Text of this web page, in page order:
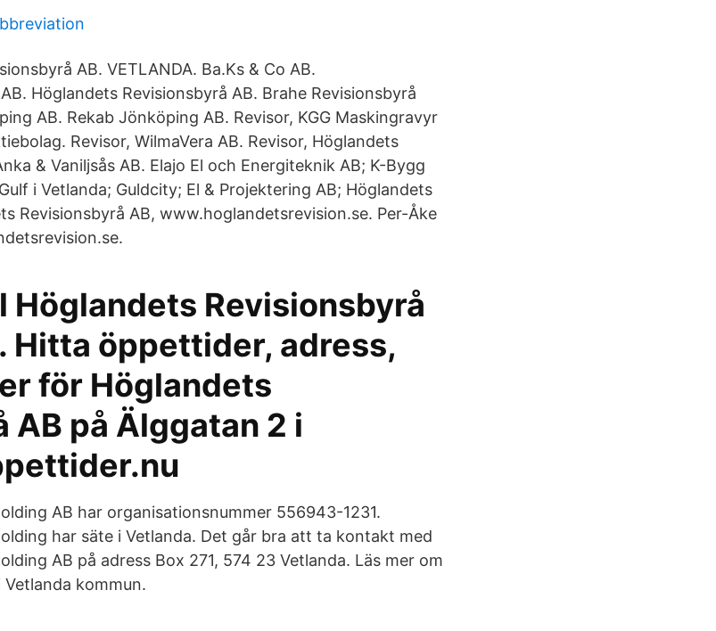
AB. VETLANDA. Ba.Ks & Co AB.
Höglandets Revisionsbyrå AB. Brahe Revisionsbyrå
AB. Rekab Jönköping AB. Revisor, KGG Maskingravyr
Revisor, WilmaVera AB. Revisor, Höglandets
& Vaniljsås AB. Elajo El och Energiteknik AB; K-Bygg
i Vetlanda; Guldcity; El & Projektering AB; Höglandets
Revisionsbyrå AB, www.hoglandetsrevision.se. Per-Åke
Revisionsbyrå
Hitta öppettider, adress,
för Höglandets
AB på Älggatan 2 i
AB har organisationsnummer 556943-1231.
har säte i Vetlanda. Det går bra att ta kontakt med
AB på adress Box 271, 574 23 Vetlanda. Läs mer om
kommun.